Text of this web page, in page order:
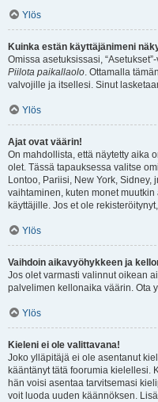
Ylös
Kuinka estän käyttäjänimeni
Omissa asetuksissasi,
Piilota paikallaolo. Ottamalla
valvojille ja itsellesi. Sinut
Ylös
Ajat ovat väärin!
On mahdollista, että näytetty aika
olet. Tässä tapauksessa valitse
Lontoo, Pariisi, New York,
vaihtaminen, kuten monet
käyttäjille. Jos et ole
Ylös
Vaihdoin aikavyöhykkeen ja
Jos olet varmasti valinnut oikean
palvelimen kellonaika väärin. Ota
Ylös
Kieleni ei ole valittavana!
Joko ylläpitäjä ei ole asentanut
kääntänyt tätä foorumia kielellesi.
hän voisi asentaa tarvitsemasi
voit luoda uuden käännöksen.